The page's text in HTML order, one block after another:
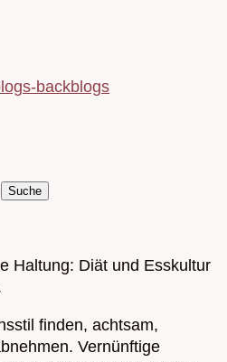
Haltung: Diät und Esskultur
finden, achtsam,
Vernünftige